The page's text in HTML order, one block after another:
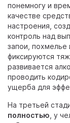
понемногу и
качестве
настроения,
контроль над
запои,
фиксируются
развивается
проводить
ущерба для
На третьей
полностью , у